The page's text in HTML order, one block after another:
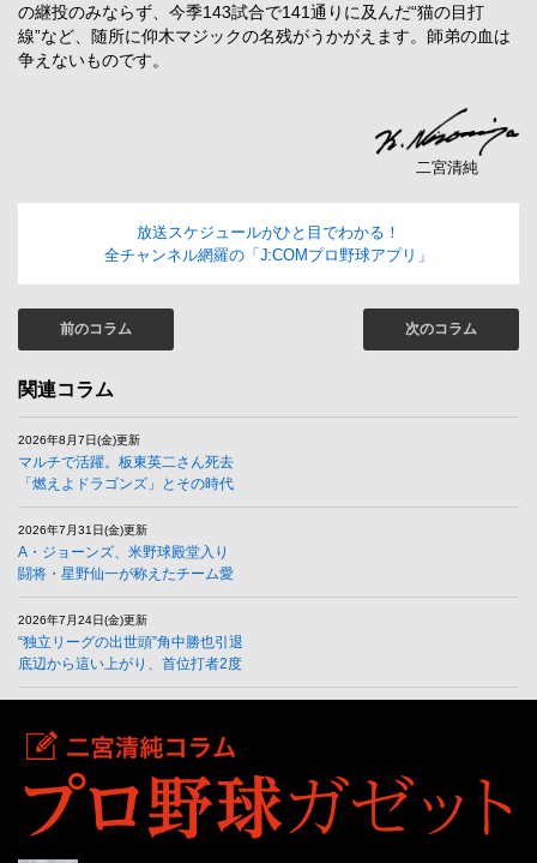
の継投のみならず、今季143試合で141通りに及んだ“猫の目打
線”など、随所に仰木マジックの名残がうかがえます。師弟の血は
争えないものです。
二宮清純
放送スケジュールがひと目でわかる！
全チャンネル網羅の「J:COMプロ野球アプリ」
前のコラム 次のコラム
関連コラム
2026年8月7日(金)更新
マルチで活躍。板東英二さん死去
「燃えよドラゴンズ」とその時代
2026年7月31日(金)更新
A・ジョーンズ、米野球殿堂入り
闘将・星野仙一が称えたチーム愛
2026年7月24日(金)更新
“独立リーグの出世頭”角中勝也引退
底辺から這い上がり、首位打者2度